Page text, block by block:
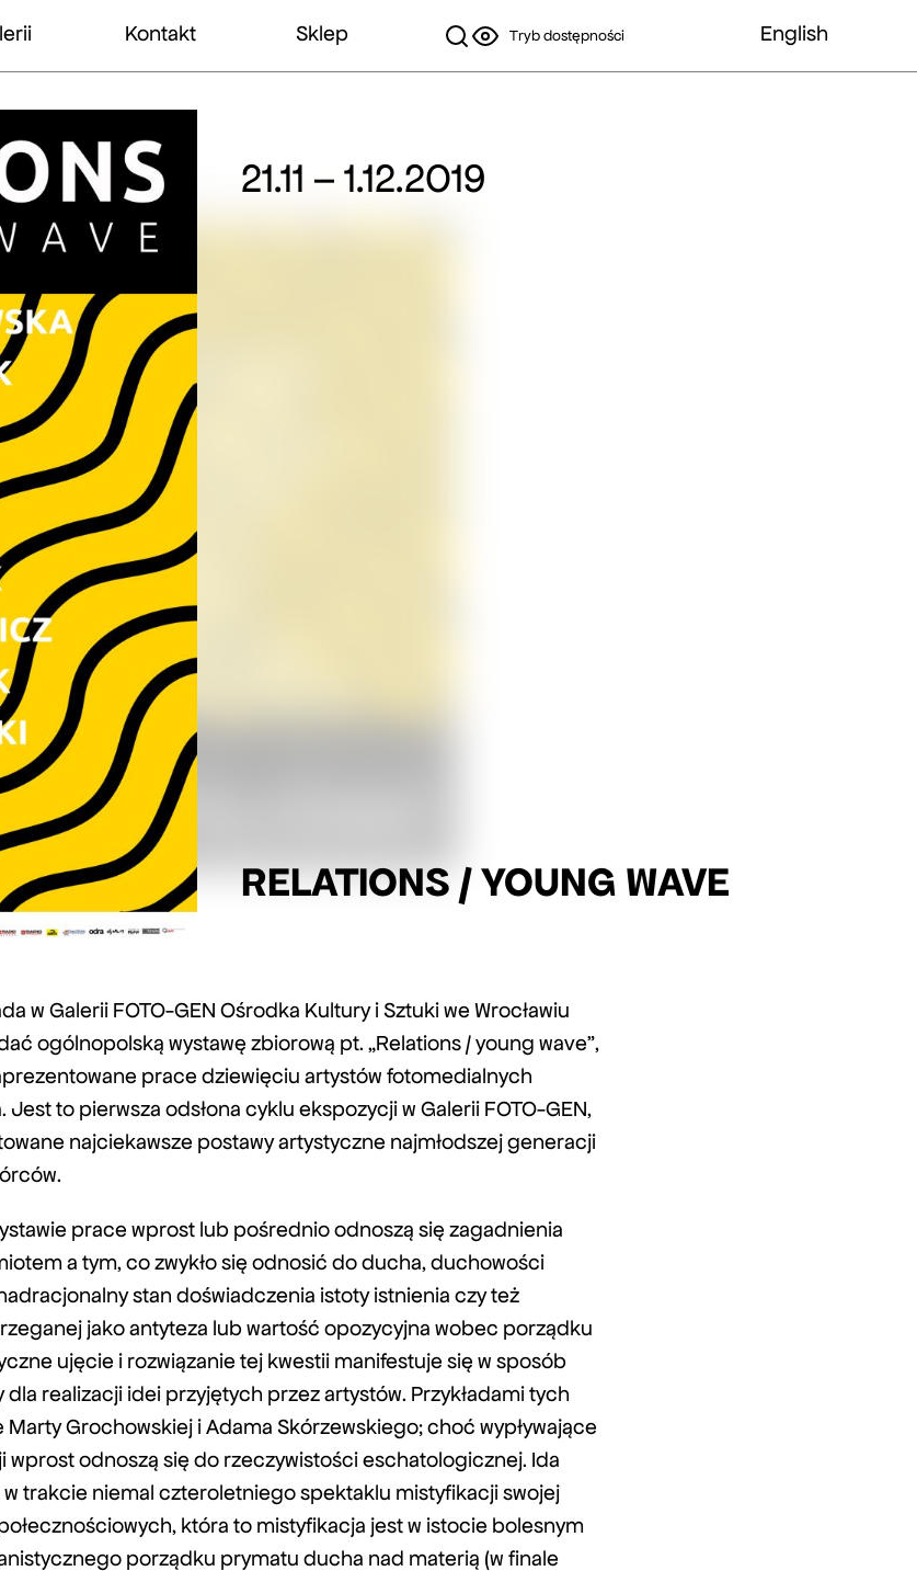
Kontakt Sklep Tryb dostępności English
21.11 – 1.12.2019
RELATIONS / YOUNG WAVE
w Galerii FOTO-GEN Ośrodka Kultury i Sztuki we Wrocławiu
ogólnopolską wystawę zbiorową pt. „Relations / young wave”,
prace dziewięciu artystów fotomedialnych
Jest to pierwsza odsłona cyklu ekspozycji w Galerii FOTO-GEN,
najciekawsze postawy artystyczne najmłodszej generacji
prace wprost lub pośrednio odnoszą się zagadnienia
a tym, co zwykło się odnosić do ducha, duchowości
stan doświadczenia istoty istnienia czy też
jako antyteza lub wartość opozycyjna wobec porządku
ujęcie i rozwiązanie tej kwestii manifestuje się w sposób
dla realizacji idei przyjętych przez artystów. Przykładami tych
Marty Grochowskiej i Adama Skórzewskiego; choć wypływające
wprost odnoszą się do rzeczywistości eschatologicznej. Ida
trakcie niemal czteroletniego spektaklu mistyfikacji swojej
która to mistyfikacja jest w istocie bolesnym
porządku prymatu ducha nad materią (w finale